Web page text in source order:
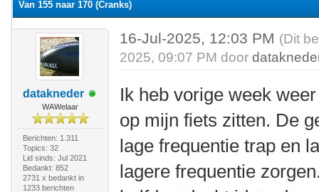
Van 155 naar 170 (Cranks)
datakneder
WAWelaar
Berichten: 1.311
Topics: 32
Lid sinds: Jul 2021
Bedankt: 852
2731 x bedankt in
1233 berichten
16-Jul-2025, 12:03 PM (Dit
2025, 09:07 PM door
Ik heb vorige week
op mijn fiets zitten. De
lage frequentie trap en
lagere frequentie